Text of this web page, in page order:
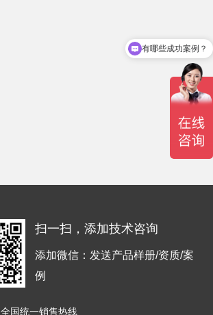
扫一扫，添加技术咨询
添加微信：发送产品样册/资质/案
例
全国统一销售热线
有哪些成功案例？